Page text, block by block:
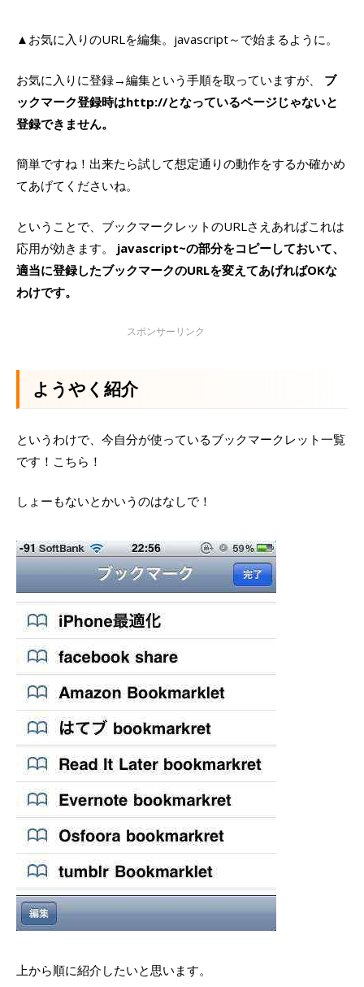
▲お気に入りのURLを編集。javascript～で始まるように。
お気に入りに登録→編集という手順を取っていますが、 ブ
ックマーク登録時はhttp://となっているページじゃないと
登録できません。
簡単ですね！出来たら試して想定通りの動作をするか確かめ
てあげてくださいね。
ということで、ブックマークレットのURLさえあればこれは
応用が効きます。 javascript~の部分をコピーしておいて、
適当に登録したブックマークのURLを変えてあげればOKな
わけです。
ようやく紹介
というわけで、今自分が使っているブックマークレット一覧
です！こちら！
しょーもないとかいうのはなしで！
上から順に紹介したいと思います。